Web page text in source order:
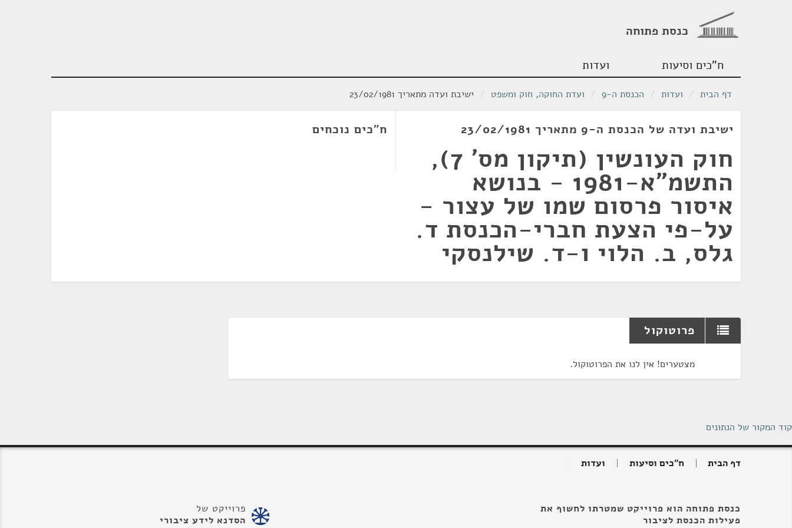
כנסת פתוחה
ח"כים וסיעות ועדות
דף הבית / ועדות / הכנסת ה-9 / ועדת החוקה, חוק ומשפט / ישיבת ועדה מתאריך 23/02/1981
ישיבת ועדה של הכנסת ה-9 מתאריך 23/02/1981
חוק העונשין (תיקון מס' 7),
התשמ"א-1981 - בנושא
איסור פרסום שמו של עצור -
על-פי הצעת חברי-הכנסת ד.
גלס, ב. הלוי ו-ד. שילנסקי
ח"כים נוכחים
פרוטוקול
מצטערים! אין לנו את הפרוטוקול.
קוד המקור של הנתונים
דף הבית ח"כים וסיעות ועדות
כנסת פתוחה הוא פרוייקט שמטרתו לחשוף את
פעילות הכנסת לציבור
פרוייקט של
הסדנא לידע ציבורי